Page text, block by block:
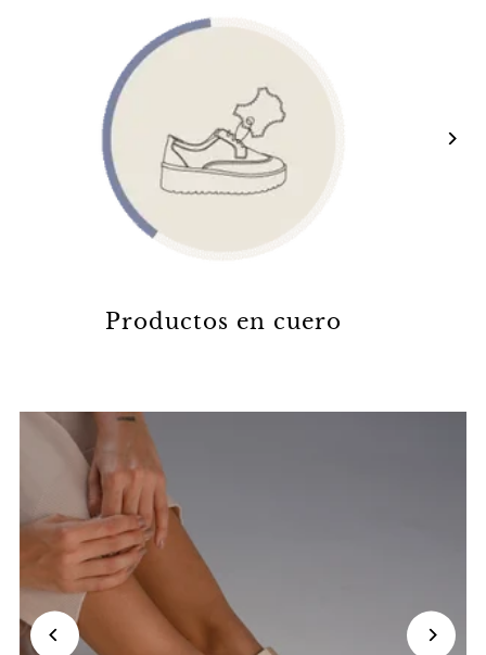
Productos en cuero